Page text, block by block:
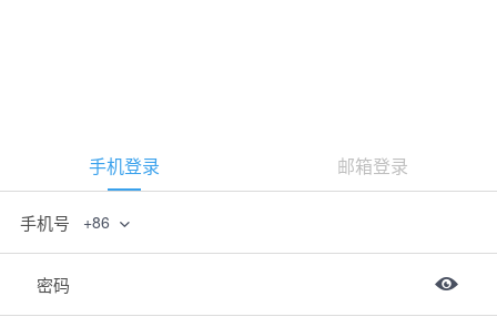
手机登录 邮箱登录
手机号 +86
密码